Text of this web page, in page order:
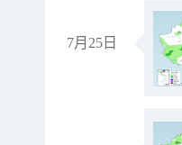
7月25日